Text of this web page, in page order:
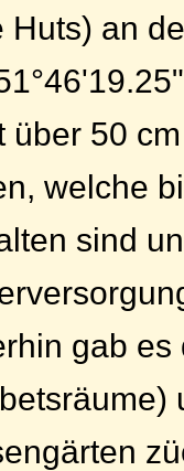
Huts) an
über 50
welche
sind
gab